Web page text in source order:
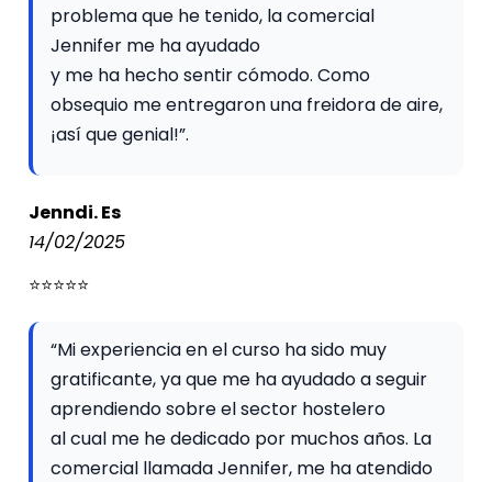
problema que he tenido, la comercial
Jennifer me ha ayudado
y me ha hecho sentir cómodo. Como
obsequio me entregaron una freidora de aire,
¡así que genial!”.
Jenndi. Es
14/02/2025
⭐⭐⭐⭐⭐
“Mi experiencia en el curso ha sido muy
gratificante, ya que me ha ayudado a seguir
aprendiendo sobre el sector hostelero
al cual me he dedicado por muchos años. La
comercial llamada Jennifer, me ha atendido